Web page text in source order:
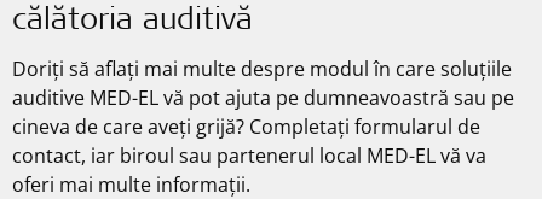
călătoria auditivă
Doriți să aflați mai multe despre modul în care soluțiile
auditive MED-EL vă pot ajuta pe dumneavoastră sau pe
cineva de care aveți grijă? Completați formularul de
contact, iar biroul sau partenerul local MED-EL vă va
oferi mai multe informații.